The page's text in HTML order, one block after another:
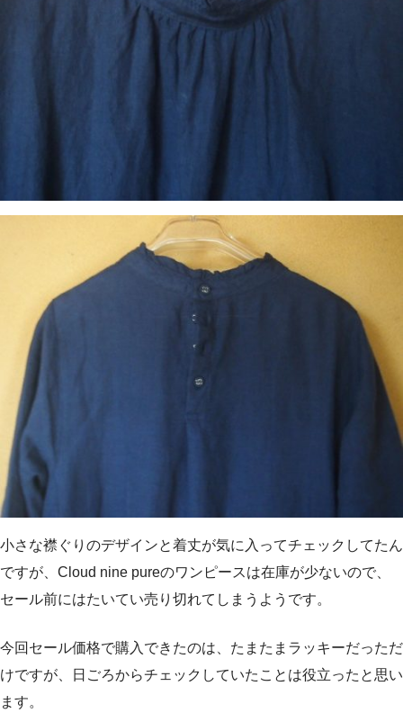
小さな襟ぐりのデザインと着丈が気に入ってチェックしてたん
ですが、Cloud nine pureのワンピースは在庫が少ないので、
セール前にはたいてい売り切れてしまうようです。
今回セール価格で購入できたのは、たまたまラッキーだっただ
けですが、日ごろからチェックしていたことは役立ったと思い
ます。